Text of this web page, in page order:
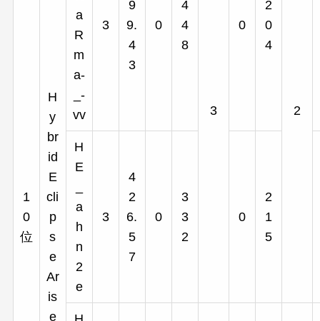
1
0
位
H
y
br
id
E
cli
p
s
e
Ar
is
e
a
R
m
a-
_-
vv
3
9
9.
4
3
0
4
4
8
3
0
2
0
4
2
H
E
a
h
n
2
e
3
4
2
6.
5
7
0
3
3
2
0
2
1
5